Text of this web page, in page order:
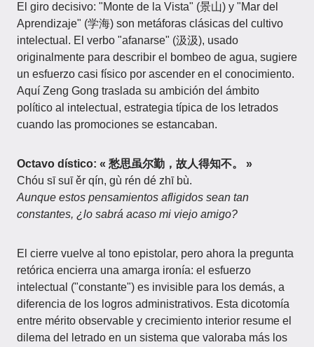
El giro decisivo: "Monte de la Vista" (景山) y "Mar del
Aprendizaje" (学海) son metáforas clásicas del cultivo
intelectual. El verbo "afanarse" (汲汲), usado
originalmente para describir el bombeo de agua, sugiere
un esfuerzo casi físico por ascender en el conocimiento.
Aquí Zeng Gong traslada su ambición del ámbito
político al intelectual, estrategia típica de los letrados
cuando las promociones se estancaban.
Octavo dístico: « 愁思虽尔勤，故人得知不。 »
Chóu sī suī ěr qín, gù rén dé zhī bù.
Aunque estos pensamientos afligidos sean tan
constantes, ¿lo sabrá acaso mi viejo amigo?
El cierre vuelve al tono epistolar, pero ahora la pregunta
retórica encierra una amarga ironía: el esfuerzo
intelectual ("constante") es invisible para los demás, a
diferencia de los logros administrativos. Esta dicotomía
entre mérito observable y crecimiento interior resume el
dilema del letrado en un sistema que valoraba más los